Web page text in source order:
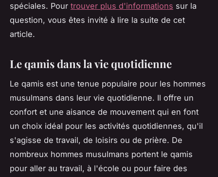
spéciales. Pour trouver plus d'informations sur la
question, vous êtes invité à lire la suite de cet
article.
Le qamis dans la vie quotidienne
Le qamis est une tenue populaire pour les hommes
musulmans dans leur vie quotidienne. Il offre un
confort et une aisance de mouvement qui en font
un choix idéal pour les activités quotidiennes, qu'il
s'agisse de travail, de loisirs ou de prière. De
nombreux hommes musulmans portent le qamis
pour aller au travail, à l'école ou pour faire des